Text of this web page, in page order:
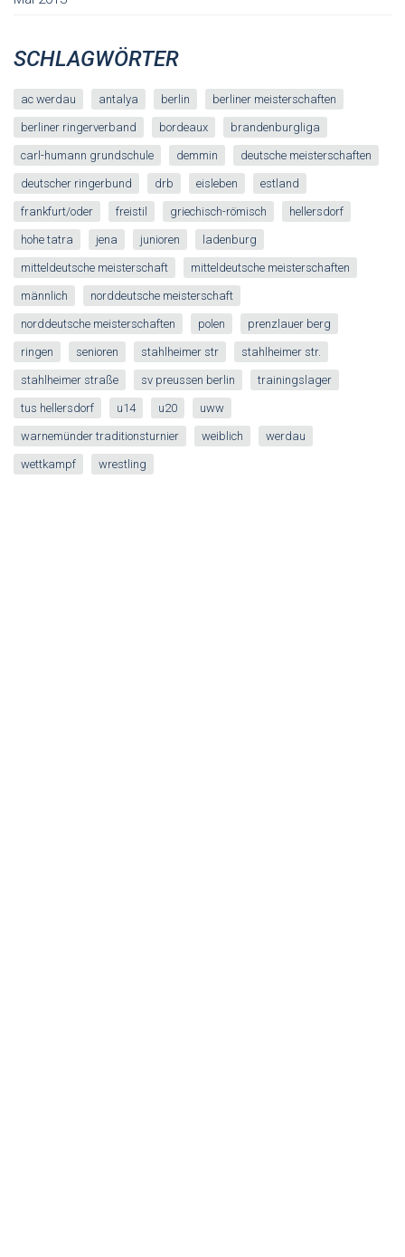
SCHLAGWÖRTER
ac werdau antalya berlin berliner meisterschaften
berliner ringerverband bordeaux brandenburgliga
carl-humann grundschule demmin deutsche meisterschaften
deutscher ringerbund drb eisleben estland
frankfurt/oder freistil griechisch-römisch hellersdorf
hohe tatra jena junioren ladenburg
mitteldeutsche meisterschaft mitteldeutsche meisterschaften
männlich norddeutsche meisterschaft
norddeutsche meisterschaften polen prenzlauer berg
ringen senioren stahlheimer str stahlheimer str.
stahlheimer straße sv preussen berlin trainingslager
tus hellersdorf u14 u20 uww
warnemünder traditionsturnier weiblich werdau
wettkampf wrestling